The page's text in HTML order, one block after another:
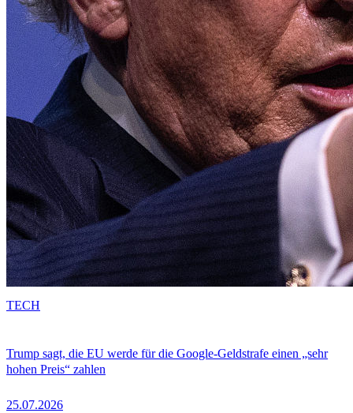
Trump sagt, die EU werde für die Google-Geldstrafe einen „sehr
hohen Preis“ zahlen
25.07.2026
TECH